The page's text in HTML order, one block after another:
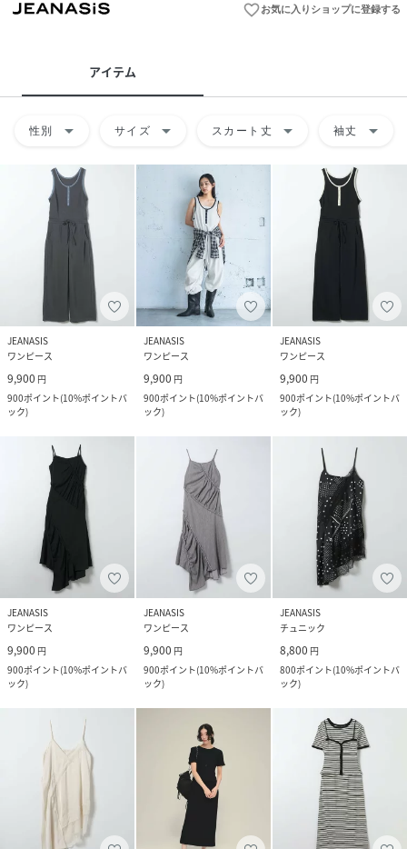
favorite_borderお気に入りショップに登録する
アイテム
性別 arrow_drop_down サイズ arrow_drop_down スカート丈 arrow_drop_down 袖丈 arrow_drop_down
JEANASIS
ワンピース
9,900 円
900ポイント(10%ポイントバ
ック)
JEANASIS
ワンピース
9,900 円
900ポイント(10%ポイントバ
ック)
JEANASIS
ワンピース
9,900 円
900ポイント(10%ポイントバ
ック)
JEANASIS
ワンピース
9,900 円
900ポイント(10%ポイントバ
ック)
JEANASIS
ワンピース
9,900 円
900ポイント(10%ポイントバ
ック)
JEANASIS
チュニック
8,800 円
800ポイント(10%ポイントバ
ック)